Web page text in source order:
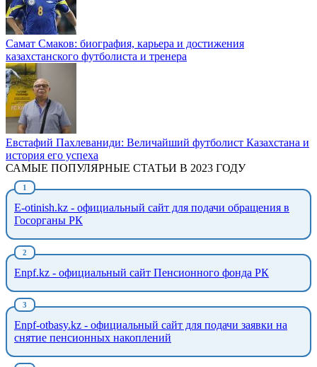
Самат Смаков: биография, карьера и достижения
казахстанского футболиста и тренера
Евстафий Пахлеваниди: Величайший футболист Казахстана и
история его успеха
САМЫЕ ПОПУЛЯРНЫЕ СТАТЬИ В 2023 ГОДУ
E-otinish.kz - официальный сайт для подачи обращения в
Госорганы РК
Enpf.kz - официальный сайт Пенсионного фонда РК
Enpf-otbasy.kz - официальный сайт для подачи заявки на
снятие пенсионных накоплений